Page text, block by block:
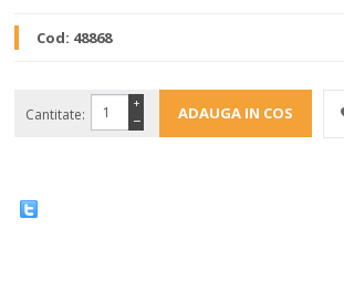
Cod: 48868
Cantitate: −
+